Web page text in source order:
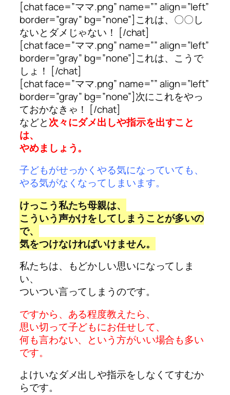
[chat face=”ママ.png” name=”” align=”left”
border=”gray” bg=”none”]これは、〇〇し
ないとダメじゃない！ [/chat]
[chat face=”ママ.png” name=”” align=”left”
border=”gray” bg=”none”]これは、こうで
しょ！ [/chat]
[chat face=”ママ.png” name=”” align=”left”
border=”gray” bg=”none”]次にこれをやっ
ておかなきゃ！ [/chat]
などと次々にダメ出しや指示を出すこと
は、
やめましょう。
子どもがせっかくやる気になっていても、
やる気がなくなってしまいます。
けっこう私たち母親は、
こういう声かけをしてしまうことが多いの
で、
気をつけなければいけません。
私たちは、もどかしい思いになってしま
い、
ついつい言ってしまうのです。
ですから、ある程度教えたら、
思い切って子どもにお任せして、
何も言わない、という方がいい場合も多い
です。
よけいなダメ出しや指示をしなくてすむか
らです。